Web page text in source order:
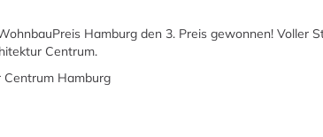
Hamburg den 3. Preis gewonnen! Voller
Centrum.
Hamburg